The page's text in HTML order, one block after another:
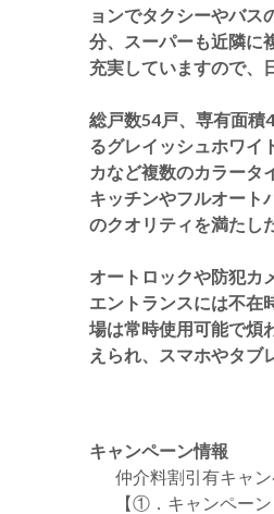
ョンでタクシーやバス
分、スーパーも近隣に
充実していますので、
総戸数54戸、専有面積
るグレイッシュホワイ
カなど複数のカラータ
キッチンやフルオート
のクオリティを満たし
オートロックや防犯カ
エントランスには不在
場は常時使用可能で煩
えられ、スマホやタブ
キャンペーン情報
仲介料割引有キャン
【①．キャンペー